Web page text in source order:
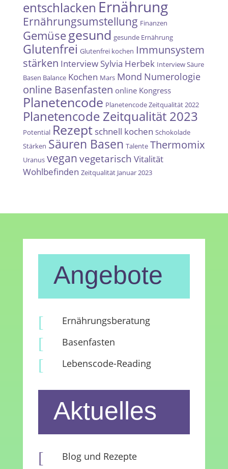
entschlacken Ernährung
Ernährungsumstellung Finanzen
Gemüsegesund gesunde Ernährung
Glutenfrei Glutenfrei kochen Immunsystem
stärken Interview Sylvia Herbek Interview Säure
Basen Balance Kochen Mars Mond Numerologie
online Basenfasten online Kongress
Planetencode Planetencode Zeitqualität 2022
Planetencode Zeitqualität 2023
Potential Rezept schnell kochen Schokolade
Stärken Säuren Basen Talente Thermomix
Uranus veganvegetarisch Vitalität
Wohlbefinden Zeitqualität Januar 2023
Angebote
[ Ernährungsberatung
[ Basenfasten
[ Lebenscode-Reading
Aktuelles
[ Blog und Rezepte